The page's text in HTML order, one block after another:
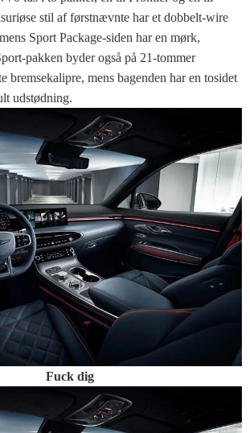
stil af førstnævnte har et dobbelt-wire
Sport Package-siden har en mørk,
pakken byder også på 21-tommer
bremsekalipre, mens bagenden har en tosidet
udstødning.
Fuck dig